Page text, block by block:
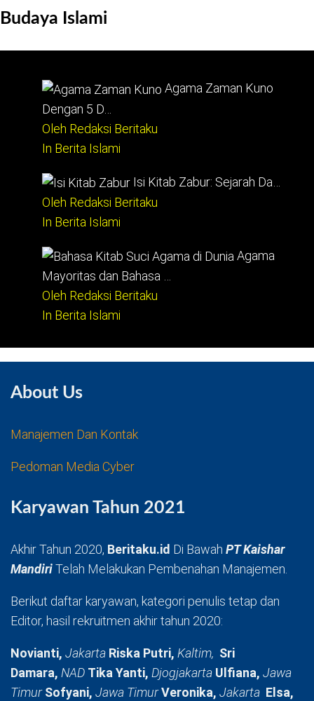
Budaya Islami
Agama Zaman Kuno
Dengan 5 D…
Oleh Redaksi Beritaku
In Berita Islami
Isi Kitab Zabur: Sejarah Da…
Oleh Redaksi Beritaku
In Berita Islami
Agama
Mayoritas dan Bahasa …
Oleh Redaksi Beritaku
In Berita Islami
About Us
Manajemen Dan Kontak
Pedoman Media Cyber
Karyawan Tahun 2021
Akhir Tahun 2020, Beritaku.id Di Bawah PT Kaishar
MandiriTelah Melakukan Pembenahan Manajemen.
Berikut daftar karyawan, kategori penulis tetap dan
Editor, hasil rekruitmen akhir tahun 2020:
Novianti, Jakarta Riska Putri, Kaltim, Sri
Damara, NAD Tika Yanti, Djogjakarta Ulfiana, Jawa
TimurSofyani, Jawa TimurVeronika, Jakarta Elsa,